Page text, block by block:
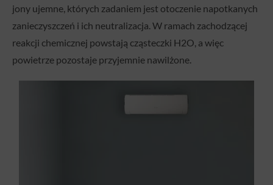
jony ujemne, których zadaniem jest otoczenie napotkanych
zanieczyszczeń i ich neutralizacja. W ramach zachodzącej
reakcji chemicznej powstają cząsteczki H2O, a więc
powietrze pozostaje przyjemnie nawilżone.